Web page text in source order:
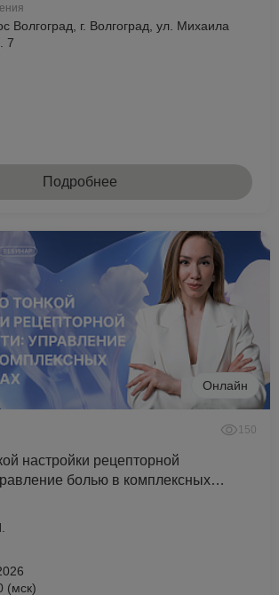
Волгоград, г. Волгоград, ул. Михаила
7
Подробнее
Онлайн
150
настройки рецепторной
болью в комплексных
(мск)